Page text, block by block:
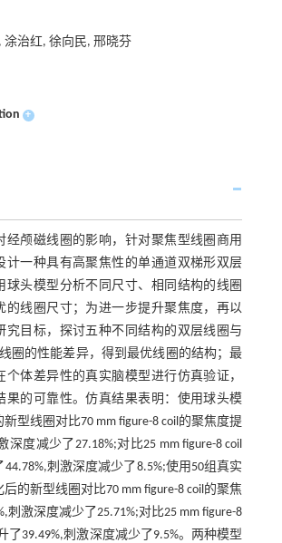
涂治红, 徐向民, 邢晓芬
+
经颅磁线圈的影响，针对聚焦型线圈商用
计一种具有高聚焦性的单通道双梯形双层
球头模型分析不同尺寸、相同结构的线圈
的线圈尺寸；为进一步提升聚焦度，再以
究目标，探讨五种不同结构的双层线圈与
圈的性能差异，得到最优线圈的结构；最
个体差异性的真实脑模型进行仿真验证，
果的可靠性。仿真结果表明：使用球头模
型线圈对比70 mm figure-8 coil的聚焦度提
深度减少了27.18%;对比25 mm figure-8 coil
刺激深度减少了8.5%;使用50组真实
的新型线圈对比70 mm figure-8 coil的聚焦
刺激深度减少了25.71%;对比25 mm figure-8
了39.49%,刺激深度减少了9.5%。两种模型